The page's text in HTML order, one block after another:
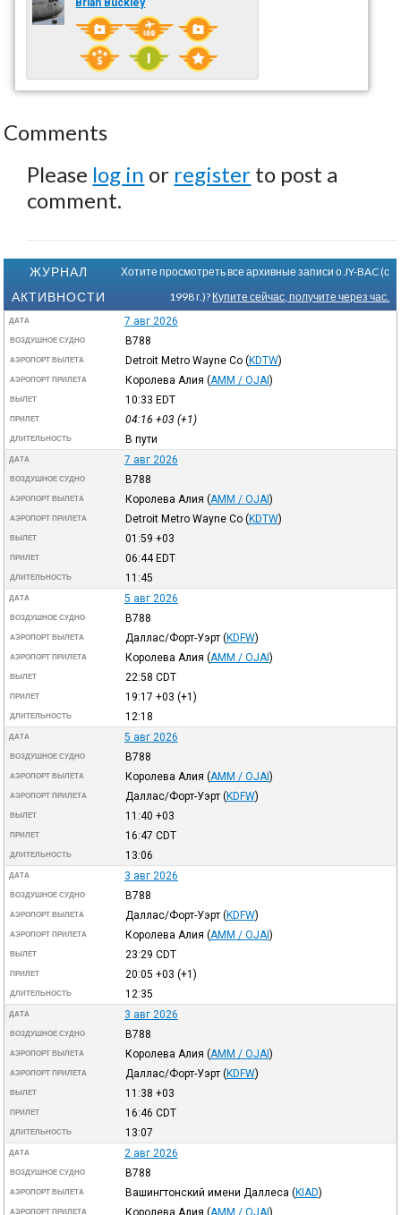
Comments
Please log in or register to post a
comment.
ЖУРНАЛ
АКТИВНОСТИ
Хотите просмотреть все архивные записи о JY-BAC (с
1998 г.)? Купите сейчас, получите через час.
ДАТА 7 авг 2026
ВОЗДУШНОЕ СУДНО B788
АЭРОПОРТ ВЫЛЕТА Detroit Metro Wayne Co (KDTW)
АЭРОПОРТ ПРИЛЕТА Королева Алия (AMM / OJAI)
ВЫЛЕТ 10:33 EDT
ПРИЛЕТ 04:16 +03 (+1)
ДЛИТЕЛЬНОСТЬ В пути
ДАТА 7 авг 2026
ВОЗДУШНОЕ СУДНО B788
АЭРОПОРТ ВЫЛЕТА Королева Алия (AMM / OJAI)
АЭРОПОРТ ПРИЛЕТА Detroit Metro Wayne Co (KDTW)
ВЫЛЕТ 01:59 +03
ПРИЛЕТ 06:44EDT
ДЛИТЕЛЬНОСТЬ 11:45
ДАТА 5 авг 2026
ВОЗДУШНОЕ СУДНО B788
АЭРОПОРТ ВЫЛЕТА Даллас/Форт-Уэрт (KDFW)
АЭРОПОРТ ПРИЛЕТА Королева Алия (AMM / OJAI)
ВЫЛЕТ 22:58 CDT
ПРИЛЕТ 19:17 +03 (+1)
ДЛИТЕЛЬНОСТЬ 12:18
ДАТА 5 авг 2026
ВОЗДУШНОЕ СУДНО B788
АЭРОПОРТ ВЫЛЕТА Королева Алия (AMM / OJAI)
АЭРОПОРТ ПРИЛЕТА Даллас/Форт-Уэрт (KDFW)
ВЫЛЕТ 11:40 +03
ПРИЛЕТ 16:47 CDT
ДЛИТЕЛЬНОСТЬ 13:06
ДАТА 3 авг 2026
ВОЗДУШНОЕ СУДНО B788
АЭРОПОРТ ВЫЛЕТА Даллас/Форт-Уэрт (KDFW)
АЭРОПОРТ ПРИЛЕТА Королева Алия (AMM / OJAI)
ВЫЛЕТ 23:29 CDT
ПРИЛЕТ 20:05 +03 (+1)
ДЛИТЕЛЬНОСТЬ 12:35
ДАТА 3 авг 2026
ВОЗДУШНОЕ СУДНО B788
АЭРОПОРТ ВЫЛЕТА Королева Алия (AMM / OJAI)
АЭРОПОРТ ПРИЛЕТА Даллас/Форт-Уэрт (KDFW)
ВЫЛЕТ 11:38 +03
ПРИЛЕТ 16:46 CDT
ДЛИТЕЛЬНОСТЬ 13:07
ДАТА 2 авг 2026
ВОЗДУШНОЕ СУДНО B788
АЭРОПОРТ ВЫЛЕТА Вашингтонский имени Даллеса (KIAD)
АЭРОПОРТ ПРИЛЕТА Королева Алия (AMM / OJAI)